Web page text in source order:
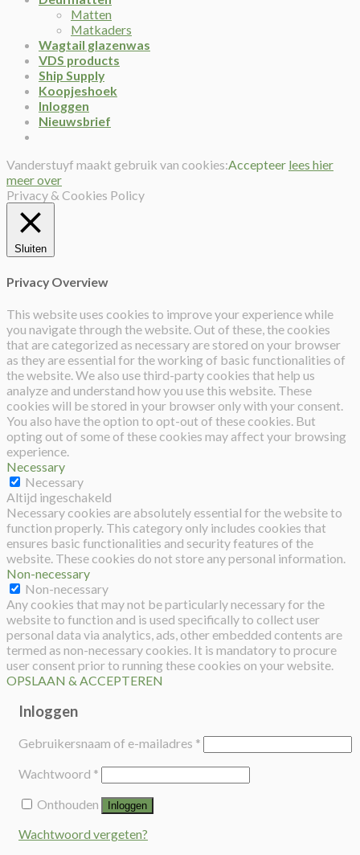
Matten
Matkaders
Wagtail glazenwas
VDS products
Ship Supply
Koopjeshoek
Inloggen
Nieuwsbrief
Vanderstuyf maakt gebruik van cookies:Accepteer lees hier
meer over
Privacy & Cookies Policy
Sluiten
Privacy Overview
This website uses cookies to improve your experience while
you navigate through the website. Out of these, the cookies
that are categorized as necessary are stored on your browser
as they are essential for the working of basic functionalities of
the website. We also use third-party cookies that help us
analyze and understand how you use this website. These
cookies will be stored in your browser only with your consent.
You also have the option to opt-out of these cookies. But
opting out of some of these cookies may affect your browsing
experience.
Necessary
Necessary
Altijd ingeschakeld
Necessary cookies are absolutely essential for the website to
function properly. This category only includes cookies that
ensures basic functionalities and security features of the
website. These cookies do not store any personal information.
Non-necessary
Non-necessary
Any cookies that may not be particularly necessary for the
website to function and is used specifically to collect user
personal data via analytics, ads, other embedded contents are
termed as non-necessary cookies. It is mandatory to procure
user consent prior to running these cookies on your website.
OPSLAAN & ACCEPTEREN
Inloggen
Gebruikersnaam of e-mailadres *
Wachtwoord *
Onthouden
Inloggen
Wachtwoord vergeten?